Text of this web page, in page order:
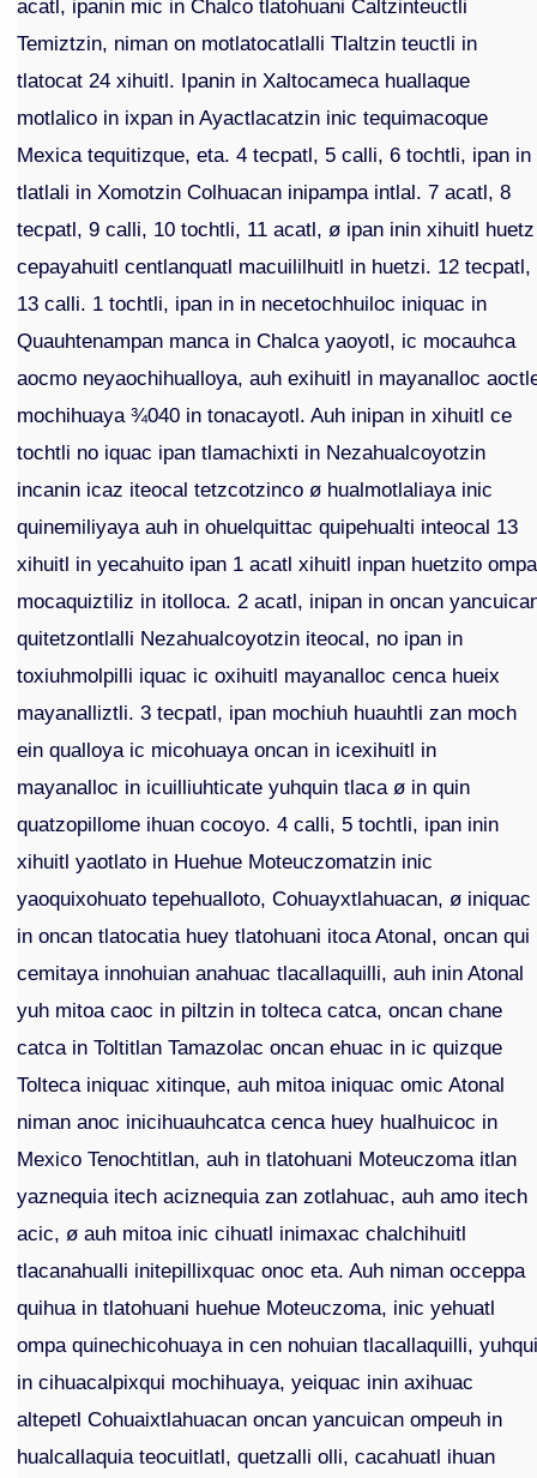
acatl, ipanin mic in Chalco tlatohuani Caltzinteuctli
Temiztzin, niman on motlatocatlalli Tlaltzin teuctli in
tlatocat 24 xihuitl. Ipanin in Xaltocameca huallaque
motlalico in ixpan in Ayactlacatzin inic tequimacoque
Mexica tequitizque, eta. 4 tecpatl, 5 calli, 6 tochtli, ipan in
tlatlali in Xomotzin Colhuacan inipampa intlal. 7 acatl, 8
tecpatl, 9 calli, 10 tochtli, 11 acatl, ø ipan inin xihuitl huetz
cepayahuitl centlanquatl macuililhuitl in huetzi. 12 tecpatl,
13 calli. 1 tochtli, ipan in in necetochhuiloc iniquac in
Quauhtenampan manca in Chalca yaoyotl, ic mocauhca
aocmo neyaochihualloya, auh exihuitl in mayanalloc
mochihuaya ¾040 in tonacayotl. Auh inipan in xihuitl ce
tochtli no iquac ipan tlamachixti in Nezahualcoyotzin
incanin icaz iteocal tetzcotzinco ø hualmotlaliaya inic
quinemiliyaya auh in ohuelquittac quipehualti inteocal 13
xihuitl in yecahuito ipan 1 acatl xihuitl inpan huetzito ompa
mocaquiztiliz in itolloca. 2 acatl, inipan in oncan
quitetzontlalli Nezahualcoyotzin iteocal, no ipan in
toxiuhmolpilli iquac ic oxihuitl mayanalloc cenca hueix
mayanalliztli. 3 tecpatl, ipan mochiuh huauhtli zan moch
ein qualloya ic micohuaya oncan in icexihuitl in
mayanalloc in icuilliuhticate yuhquin tlaca ø in quin
quatzopillome ihuan cocoyo. 4 calli, 5 tochtli, ipan inin
xihuitl yaotlato in Huehue Moteuczomatzin inic
yaoquixohuato tepehualloto, Cohuayxtlahuacan, ø iniquac
in oncan tlatocatia huey tlatohuani itoca Atonal, oncan qui
cemitaya innohuian anahuac tlacallaquilli, auh inin Atonal
yuh mitoa caoc in piltzin in tolteca catca, oncan chane
catca in Toltitlan Tamazolac oncan ehuac in ic quizque
Tolteca iniquac xitinque, auh mitoa iniquac omic Atonal
niman anoc inicihuauhcatca cenca huey hualhuicoc in
Mexico Tenochtitlan, auh in tlatohuani Moteuczoma itlan
yaznequia itech aciznequia zan zotlahuac, auh amo itech
acic, ø auh mitoa inic cihuatl inimaxac chalchihuitl
tlacanahualli initepillixquac onoc eta. Auh niman occeppa
quihua in tlatohuani huehue Moteuczoma, inic yehuatl
ompa quinechicohuaya in cen nohuian tlacallaquilli,
in cihuacalpixqui mochihuaya, yeiquac inin axihuac
altepetl Cohuaixtlahuacan oncan yancuican ompeuh in
hualcallaquia teocuitlatl, quetzalli olli, cacahuatl ihuan